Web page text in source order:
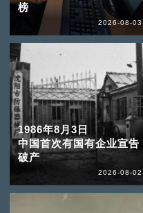
榜
2026-08-03
1986年8月3日
中国首次有国有企业宣告
破产
2026-08-02